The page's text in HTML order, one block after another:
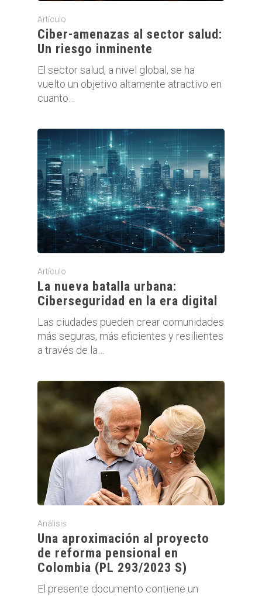
Artículo
Ciber-amenazas al sector salud:
Un riesgo inminente
El sector salud, a nivel global, se ha
vuelto un objetivo altamente atractivo en
cuanto…
Artículo
La nueva batalla urbana:
Ciberseguridad en la era digital
Las ciudades pueden crear comunidades
más seguras, más eficientes y resilientes
a través de la…
Análisis
Una aproximación al proyecto
de reforma pensional en
Colombia (PL 293/2023 S)
El presente documento contiene un